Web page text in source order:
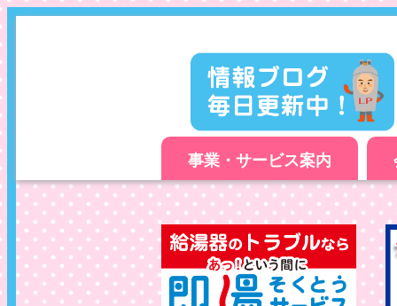
事業・サービス案内